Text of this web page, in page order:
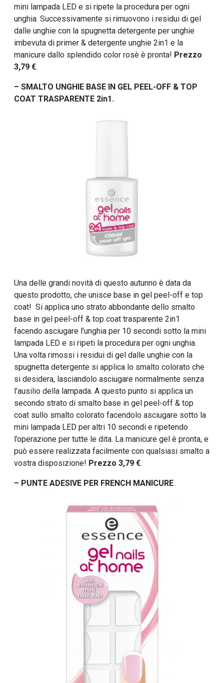
mini lampada LED e si ripete la procedura per ogni
unghia. Successivamente si rimuovono i residui di gel
dalle unghie con la spugnetta detergente per unghie
imbevuta di primer & detergente unghie 2in1 e la
manicure dallo splendido color rosè è pronta! Prezzo
3,79 €.
– SMALTO UNGHIE BASE IN GEL PEEL-OFF & TOP
COAT TRASPARENTE 2in1.
Una delle grandi novità di questo autunno è data da
questo prodotto, che unisce base in gel peel-off e top
coat! Si applica uno strato abbondante dello smalto
base in gel peel-off & top coat trasparente 2in1
facendo asciugare l’unghia per 10 secondi sotto la mini
lampada LED e si ripeti la procedura per ogni unghia.
Una volta rimossi i residui di gel dalle unghie con la
spugnetta detergente si applica lo smalto colorato che
si desidera, lasciandolo asciugare normalmente senza
l’ausilio della lampada. A questo punto si applica un
secondo strato di smalto base in gel peel-off & top
coat sullo smalto colorato facendolo asciugare sotto la
mini lampada LED per altri 10 secondi e ripetendo
l’operazione per tutte le dita. La manicure gel è pronta, e
può essere realizzata facilmente con qualsiasi smalto a
vostra disposizione! Prezzo 3,79 €.
– PUNTE ADESIVE PER FRENCH MANICURE.